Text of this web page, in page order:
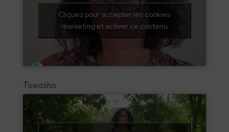
Cliquez pour accepter les cookies
marketing et activer ce contenu
Tawashis